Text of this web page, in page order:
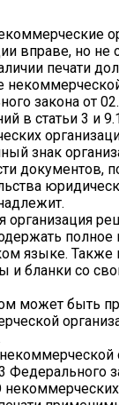
вправе, но не
печати
закона от
в статьи 3 и
знак
документов,
организация
языке.
и бланки со
может быть
Федерального